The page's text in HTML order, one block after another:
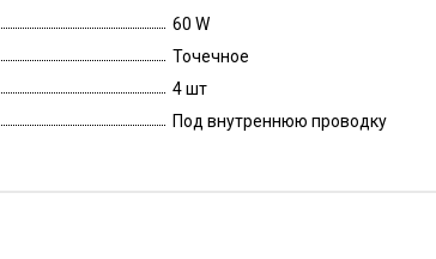
60 W
Точечное
4 шт
Под внутреннюю проводку